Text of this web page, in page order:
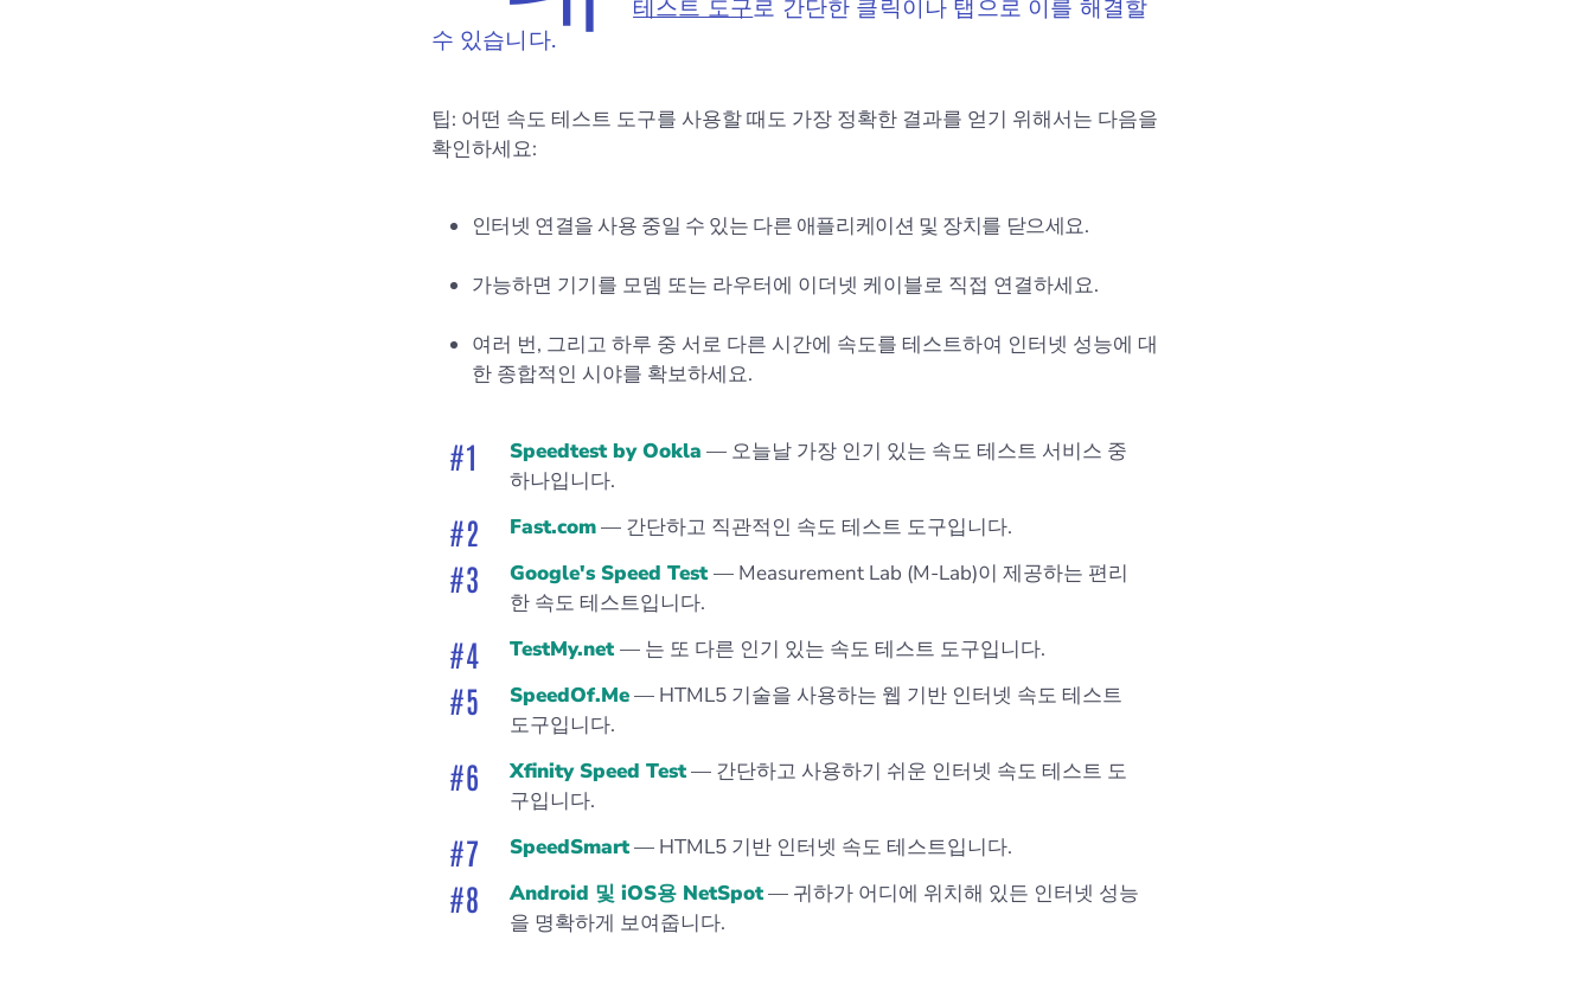
테스트 도구로 간단한 클릭이나 탭으로 이를 해결할
수 있습니다.
팁: 어떤 속도 테스트 도구를 사용할 때도 가장 정확한 결과를 얻기 위해서는 다음을
확인하세요:
인터넷 연결을 사용 중일 수 있는 다른 애플리케이션 및 장치를 닫으세요.
가능하면 기기를 모뎀 또는 라우터에 이더넷 케이블로 직접 연결하세요.
여러 번, 그리고 하루 중 서로 다른 시간에 속도를 테스트하여 인터넷 성능에 대
한 종합적인 시야를 확보하세요.
Speedtest by Ookla — 오늘날 가장 인기 있는 속도 테스트 서비스 중
하나입니다.
Fast.com— 간단하고 직관적인 속도 테스트 도구입니다.
Google's Speed Test— Measurement Lab (M-Lab)이 제공하는 편리
한 속도 테스트입니다.
TestMy.net— 는 또 다른 인기 있는 속도 테스트 도구입니다.
SpeedOf.Me— HTML5 기술을 사용하는 웹 기반 인터넷 속도 테스트
도구입니다.
Xfinity Speed Test— 간단하고 사용하기 쉬운 인터넷 속도 테스트 도
구입니다.
SpeedSmart— HTML5 기반 인터넷 속도 테스트입니다.
Android 및 iOS용 NetSpot— 귀하가 어디에 위치해 있든 인터넷 성능
을 명확하게 보여줍니다.